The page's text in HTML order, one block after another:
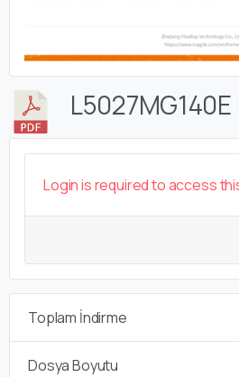
Login is required to access
Toplam İndirme
Dosya Boyutu